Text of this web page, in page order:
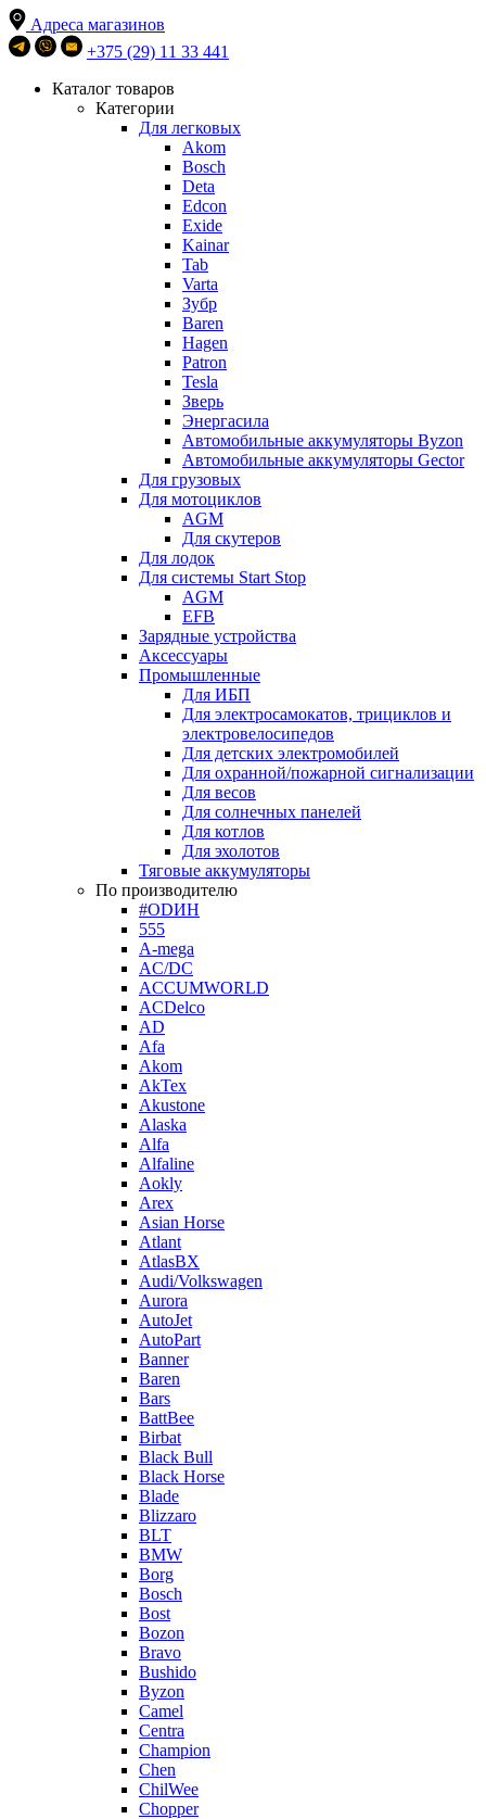
Адреса магазинов
+375 (29) 11 33 441
Каталог товаров
Категории
Для легковых
Akom
Bosch
Deta
Edcon
Exide
Kainar
Tab
Varta
Зубр
Baren
Hagen
Patron
Tesla
Зверь
Энергасила
Автомобильные аккумуляторы Byzon
Автомобильные аккумуляторы Gector
Для грузовых
Для мотоциклов
AGM
Для скутеров
Для лодок
Для системы Start Stop
AGM
EFB
Зарядные устройства
Аксессуары
Промышленные
Для ИБП
Для электросамокатов, трициклов и
электровелосипедов
Для детских электромобилей
Для охранной/пожарной сигнализации
Для весов
Для солнечных панелей
Для котлов
Для эхолотов
Тяговые аккумуляторы
По производителю
#ODИН
555
A-mega
AC/DC
ACCUMWORLD
ACDelco
AD
Afa
Akom
AkTex
Akustone
Alaska
Alfa
Alfaline
Aokly
Arex
Asian Horse
Atlant
AtlasBX
Audi/Volkswagen
Aurora
AutoJet
AutoPart
Banner
Baren
Bars
BattBee
Birbat
Black Bull
Black Horse
Blade
Blizzaro
BLT
BMW
Borg
Bosch
Bost
Bozon
Bravo
Bushido
Byzon
Camel
Centra
Champion
Chen
ChilWee
Chopper